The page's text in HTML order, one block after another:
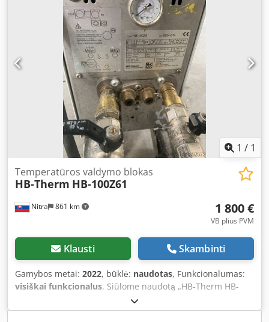
1 / 1
Nitra 861 km
Temperatūros valdymo blokas
HB-Therm HB-100Z61
1 800 €
VB plius PVM
Klausti Skambinti
Gamybos metai: 2022, būklė: naudotas, Funkcionalumas:
visiškai funkcionalus, Siūlome naudotą „HB-Therm HB-
100Z61“ temperatūros valdymo bloką, pagamintą 2022 m.
Tipas: HB-100Z61 Cjdpfxszmfz Ro Aagoha Serijos numeris: